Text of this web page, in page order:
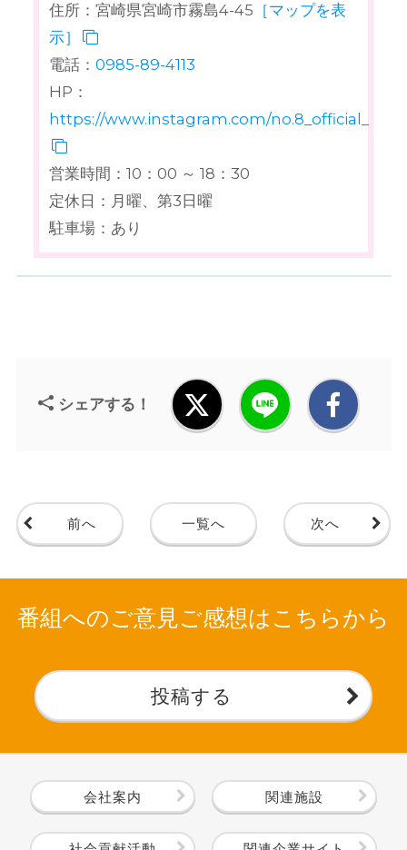
住所：宮崎県宮崎市霧島4-45 ［マップを表
示］
電話：0985-89-4113
HP：
https://www.instagram.com/
営業時間：10：00 ～ 18：30
定休日：月曜、第3日曜
駐車場：あり
シェアする！
前へ 一覧へ 次へ
番組へのご意見ご感想はこちらから
投稿する
会社案内 関連施設